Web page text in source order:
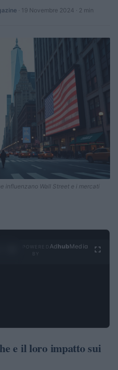
· 19 Novembre 2024 · 2 min
influenzano Wall Street e i mercati
Ad hubMedia
e il loro impatto sui